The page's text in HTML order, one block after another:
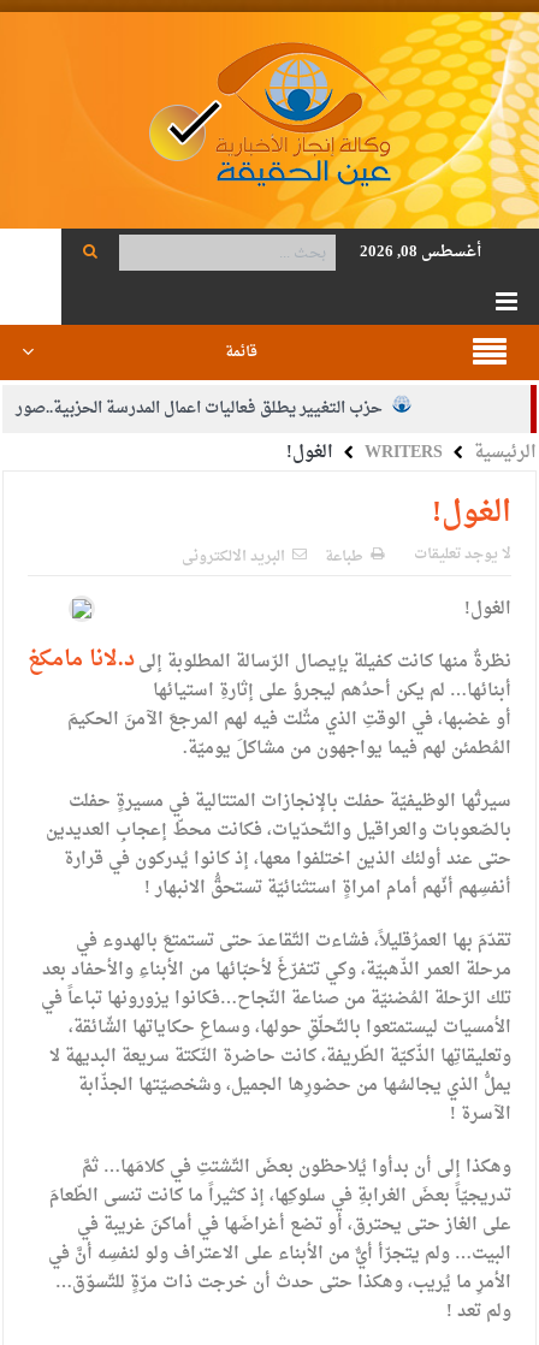
أغسطس 08, 2026
قائمة
حزب التغيير يطلق فعاليات اعمال المدرسة الحزبية..صور
الجيش يفتح باب التجنيد لحملة البكالوريوس في الحقوق والقانون
بيان اجتماع عمّان:دعم الوصاية الهاشمية التاريخية على المقدسات
الإسلامية والمسيحية
القاضي يلتقي رؤساء تحرير الصحف اليومية ويؤكد حرص مجلس
النواب على شراكة فاعلة مع الإعلام
العلم
الملك يلتقي مجموعة من رفاق السلاح
القاضي محمود أحمد فريحات.. مبارك ومزيدا من التوفيق
الرئيسية WRITERS الغول!
الغول!
لا يوجد تعليقات طباعة البريد الالكترونى
د.لانا مامكغ
الغول!
نظرةٌ منها كانت كفيلة بإيصال الرّسالة المطلوبة إلى
أبنائها… لم يكن أحدُهم ليجرؤ على إثارةِ استيائها
أو غضبها، في الوقتِ الذي مثّلت فيه لهم المرجعَ الآمنَ الحكيمَ
المُطمئن لهم فيما يواجهون من مشاكلَ يوميّة.
سيرتُها الوظيفيّة حفلت بالإنجازات المتتالية في مسيرةٍ حفلت
بالصّعوبات والعراقيل والتّحدّيات، فكانت محطّ إعجابِ العديدين
حتى عند أولئك الذين اختلفوا معها، إذ كانوا يُدركون في قرارة
أنفسِهم أنّهم أمام امراةٍ استثنائيّة تستحقُّ الانبهار !
تقدّمَ بها العمرُقليلاً، فشاءت التّقاعدَ حتى تستمتعَ بالهدوء في
مرحلة العمر الذّهبيّة، وكي تتفرّغَ لأحبّائها من الأبناءِ والأحفاد بعد
تلك الرّحلة المُضنيّة من صناعة النّجاح…فكانوا يزورونها تباعاً في
الأمسيات ليستمتعوا بالتّحلّقِ حولها، وسماعِ حكاياتها الشّائقة،
وتعليقاتِها الذّكيّة الطّريفة، كانت حاضرة النّكتة سريعة البديهة لا
يملُّ الذي يجالسُها من حضورِها الجميل، وشخصيّتها الجذّابة
الآسرة !
وهكذا إلى أن بدأوا يُلاحظون بعضَ التّشتتِ في كلامَها… ثمَّ
تدريجيّاً بعضَ الغرابةِ في سلوكِها، إذ كثيراً ما كانت تنسى الطّعامَ
على الغاز حتى يحترق، أو تضع أغراضَها في أماكنَ غريبة في
البيت… ولم يتجرّأ أيٌّ من الأبناء على الاعتراف ولو لنفسِه أنَّ في
الأمرِ ما يُريب، وهكذا حتى حدث أن خرجت ذات مرّةٍ للتّسوّق…
ولم تعد !